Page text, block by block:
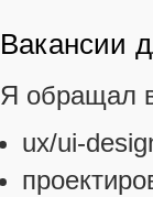
Вакансии
Я обращал
ux/ui-